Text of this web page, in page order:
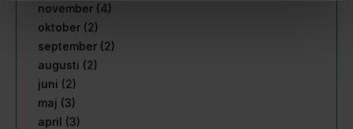
november (4)
oktober (2)
september (2)
augusti (2)
juni (2)
maj (3)
april (3)